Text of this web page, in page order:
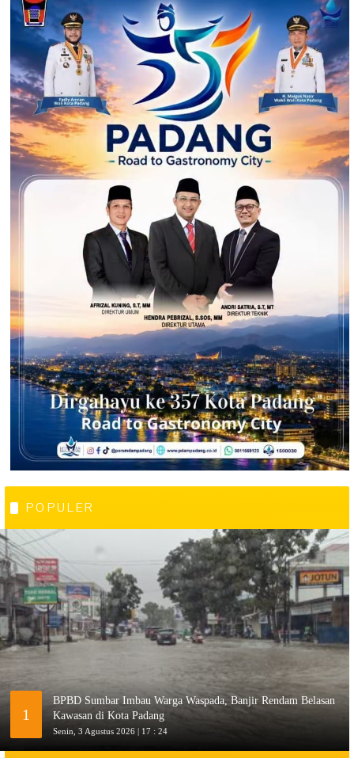
POPULER
1
BPBD Sumbar Imbau Warga Waspada, Banjir Rendam Belasan
Kawasan di Kota Padang
Senin, 3 Agustus 2026 | 17 : 24